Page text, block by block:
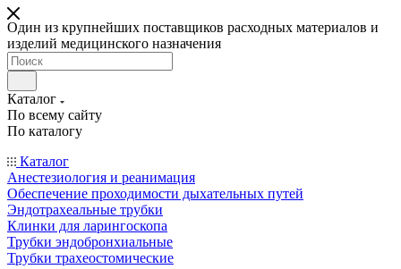
Один из крупнейших поставщиков расходных материалов и
изделий медицинского назначения
Каталог
По всему сайту
По каталогу
Каталог
Анестезиология и реанимация
Обеспечение проходимости дыхательных путей
Эндотрахеальные трубки
Клинки для ларингоскопа
Трубки эндобронхиальные
Трубки трахеостомические